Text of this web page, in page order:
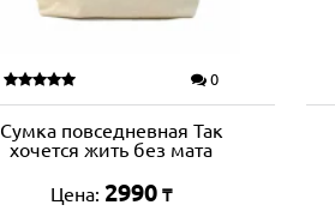
0
Сумка повседневная Так
хочется жить без мата
Цена: 2990 ₸